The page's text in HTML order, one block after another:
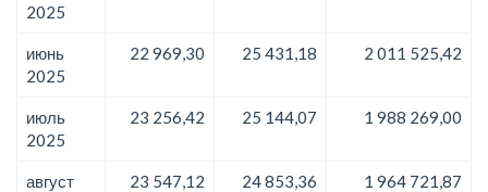
2025
июнь
2025
22 969,30 25 431,18 2 011 525,42
июль
2025
23 256,42 25 144,07 1 988 269,00
август
23 547,12 24 853,36 1 964 721,87